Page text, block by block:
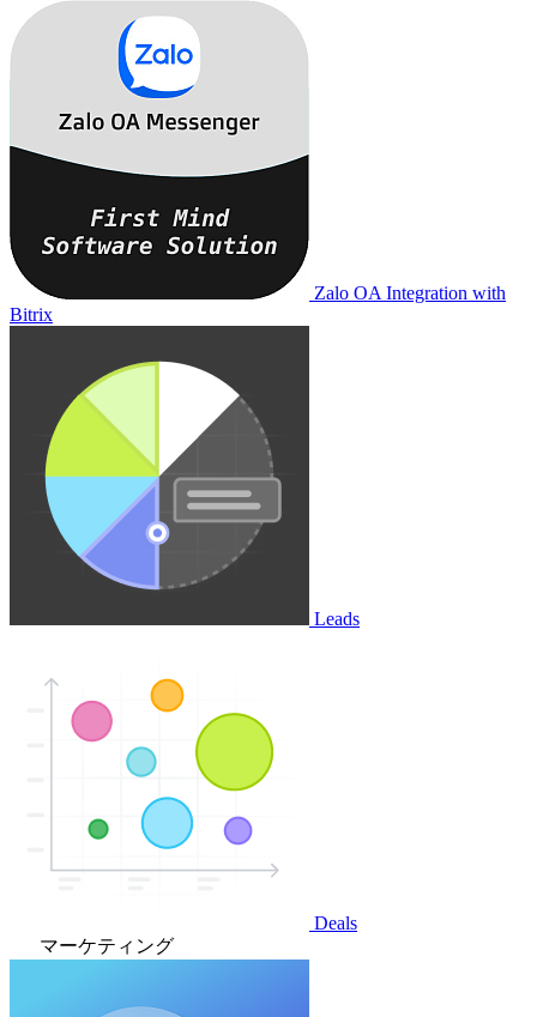
Zalo OA Integration with
Bitrix
Leads
Deals
マーケティング